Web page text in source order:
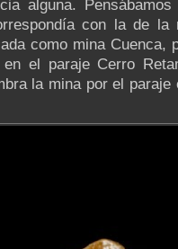
alguna.
con la de la
como mina Cuenca,
el paraje Cerro
la mina por el paraje